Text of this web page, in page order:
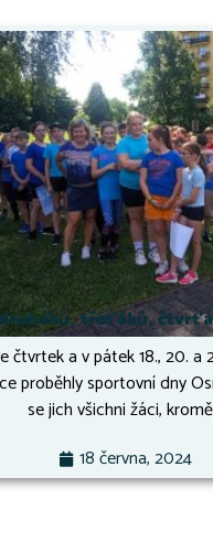
třeťáků,
čtvrtek a v pátek 18., 20. a
proběhly sportovní dny
se jich všichni žáci,
18 června, 2024